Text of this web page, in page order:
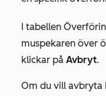
I tabellen
muspekaren över
klickar på Avbryt.
Om du vill avbryta